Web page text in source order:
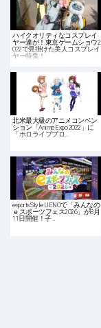
ハイクオリティなコスプレイ
ヤー達が！東京ゲームショウ2
022で見掛けた美人コスプレイ
ヤー特集！
北米最大級のアニメコンベン
ション「Anime Expo 2022」に
「ホロライブプロ…
esports Style UENOで「みんなの
ｅスポーツフェス2026」が8月
11日開催！子…